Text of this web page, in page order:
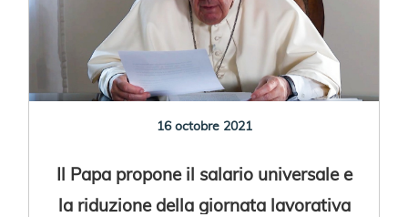
16 octobre 2021
Il Papa propone il salario universale e
la riduzione della giornata lavorativa